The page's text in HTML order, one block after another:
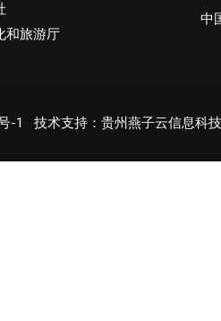
和旅游厅
中
-1 技术支持：贵州燕子云信息科